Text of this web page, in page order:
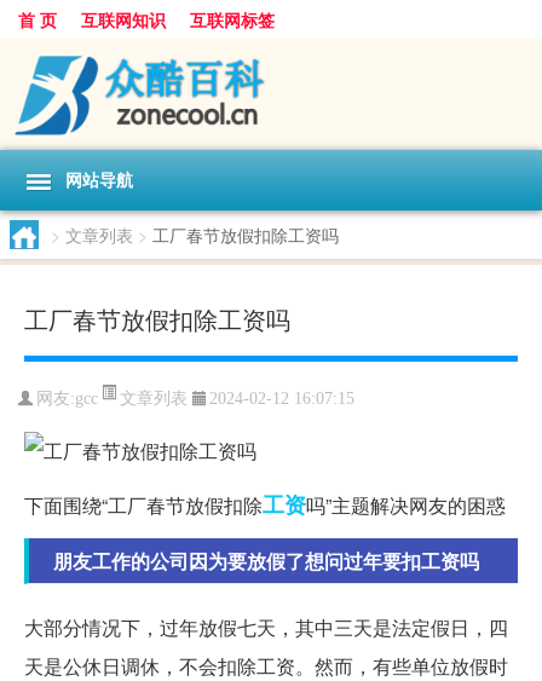
首 页 互联网知识 互联网标签
网站导航
> 文章列表 > 工厂春节放假扣除工资吗
工厂春节放假扣除工资吗
网友:gcc 文章列表 2024-02-12 16:07:15
下面围绕“工厂春节放假扣除工资吗”主题解决网友的困惑
朋友工作的公司因为要放假了想问过年要扣工资吗
大部分情况下，过年放假七天，其中三天是法定假日，四
天是公休日调休，不会扣除工资。然而，有些单位放假时